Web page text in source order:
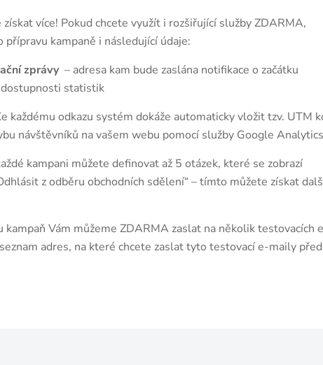
více! Pokud chcete využít i rozšiřující služby ZDARMA,
kampaně i následující údaje:
zprávy– adresa kam bude zaslána notifikace o začátku
dostupnosti statistik
každému odkazu systém dokáže automaticky vložit tzv. UTM
návštěvníků na vašem webu pomocí služby Google
kampani můžete definovat až 5 otázek, které se zobrazí
z odběru obchodních sdělení“ – tímto můžete získat
kampaň Vám můžeme ZDARMA zaslat na několik testovacích
adres, na které chcete zaslat tyto testovací e-maily před